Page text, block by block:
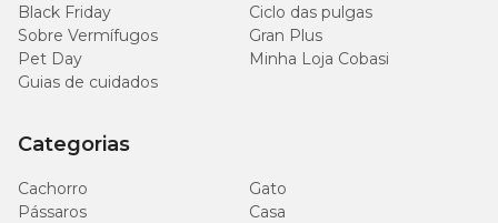
Black Friday
Ciclo das pulgas
Sobre Vermífugos
Gran Plus
Pet Day
Minha Loja Cobasi
Guias de cuidados
Categorias
Cachorro
Gato
Pássaros
Casa